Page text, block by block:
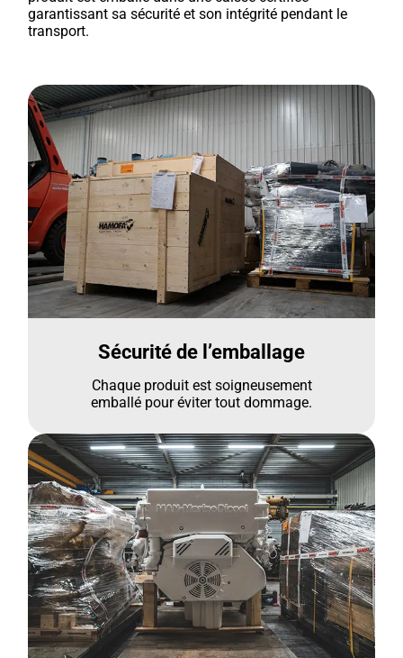
garantissant sa sécurité et son intégrité pendant le
transport.
Sécurité de l’emballage
Chaque produit est soigneusement
emballé pour éviter tout dommage.